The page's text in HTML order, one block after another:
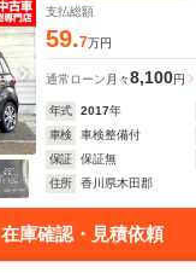
支払総額
59.7万円
通常ローン 月々8,100円
年式 2017年
車検
車検整備付
保証
保証無
住所
香川県木田郡
在庫確認・見積依頼